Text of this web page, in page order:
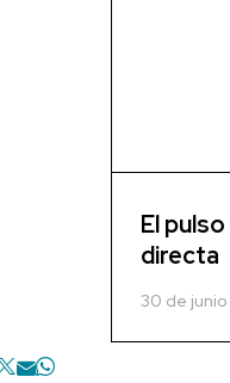
El
directa
30 de